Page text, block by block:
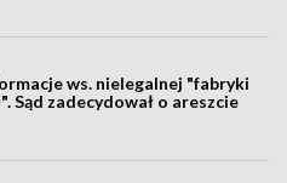
ws. nielegalnej "fabryki
Sąd zadecydował o areszcie